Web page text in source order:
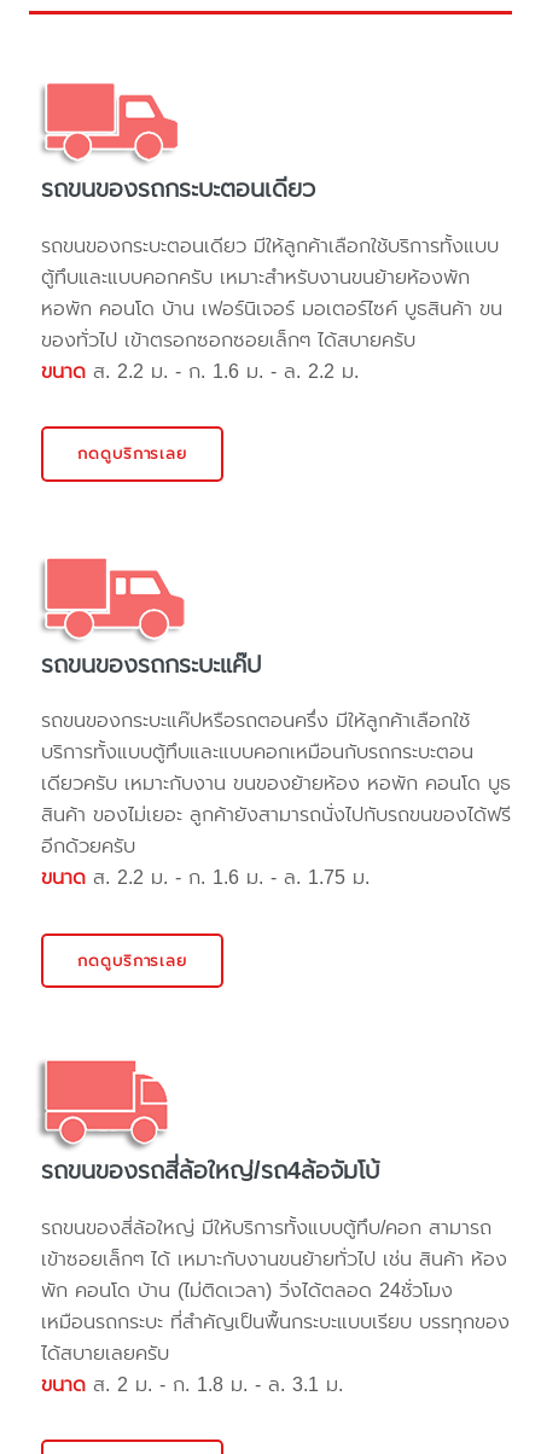
รถขนของรถกระบะตอนเดียว
รถขนของกระบะตอนเดียว มีให้ลูกค้าเลือกใช้บริการทั้งแบบ
ตู้ทึบและแบบคอกครับ เหมาะสำหรับงานขนย้ายห้องพัก
หอพัก คอนโด บ้าน เฟอร์นิเจอร์ มอเตอร์ไซค์ บูธสินค้า ขน
ของทั่วไป เข้าตรอกซอกซอยเล็กๆ ได้สบายครับ
ขนาด ส. 2.2 ม. - ก. 1.6 ม. - ล. 2.2 ม.
กดดูบริการเลย
รถขนของรถกระบะแค๊ป
รถขนของกระบะแค๊ปหรือรถตอนครึ่ง มีให้ลูกค้าเลือกใช้
บริการทั้งแบบตู้ทึบและแบบคอกเหมือนกับรถกระบะตอน
เดียวครับ เหมาะกับงาน ขนของย้ายห้อง หอพัก คอนโด บูธ
สินค้า ของไม่เยอะ ลูกค้ายังสามารถนั่งไปกับรถขนของได้ฟรี
อีกด้วยครับ
ขนาด ส. 2.2 ม. - ก. 1.6 ม. - ล. 1.75 ม.
กดดูบริการเลย
รถขนของรถสี่ล้อใหญ่/รถ4ล้อจัมโบ้
รถขนของสี่ล้อใหญ่ มีให้บริการทั้งแบบตู้ทึบ/คอก สามารถ
เข้าซอยเล็กๆ ได้ เหมาะกับงานขนย้ายทั่วไป เช่น สินค้า ห้อง
พัก คอนโด บ้าน (ไม่ติดเวลา) วิ่งได้ตลอด 24ชั่วโมง
เหมือนรถกระบะ ที่สำคัญเป็นพื้นกระบะแบบเรียบ บรรทุกของ
ได้สบายเลยครับ
ขนาด ส. 2 ม. - ก. 1.8 ม. - ล. 3.1 ม.